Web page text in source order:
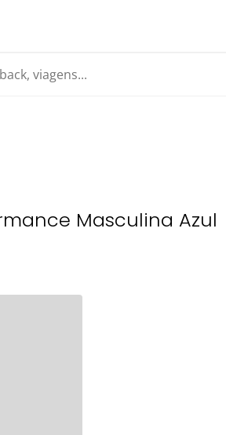
Masculina Azul